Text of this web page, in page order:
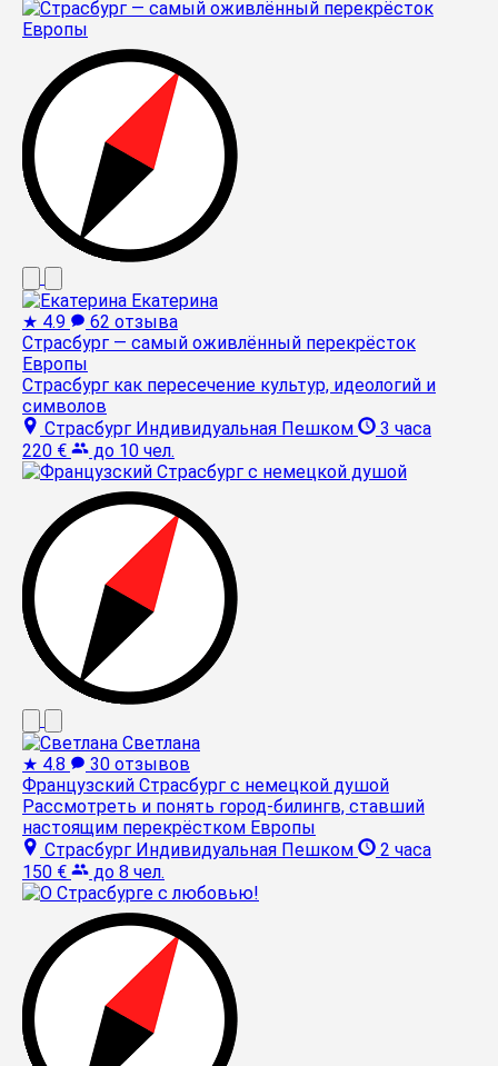
Екатерина
★ 4.9
62 отзыва
Страсбург — самый оживлённый перекрёсток
Европы
Страсбург как пересечение культур, идеологий и
символов
Страсбург Индивидуальная Пешком
3 часа
220 €
до 10 чел.
Светлана
★ 4.8
30 отзывов
Французский Страсбург с немецкой душой
Рассмотреть и понять город-билингв, ставший
настоящим перекрёстком Европы
Страсбург Индивидуальная Пешком
2 часа
150 €
до 8 чел.